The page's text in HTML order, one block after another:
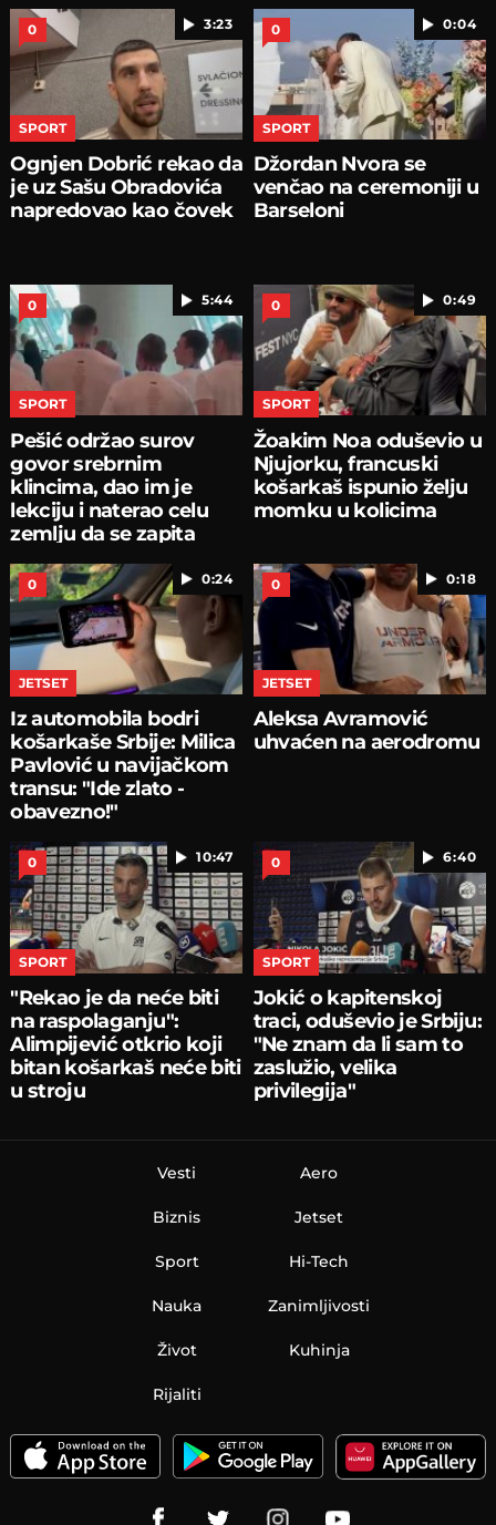
3:23
0
SPORT
Ognjen Dobrić rekao da
je uz Sašu Obradovića
napredovao kao čovek
0:04
0
SPORT
Džordan Nvora se
venčao na ceremoniji u
Barseloni
5:44
0
SPORT
Pešić održao surov
govor srebrnim
klincima, dao im je
lekciju i naterao celu
zemlju da se zapita
0:49
0
SPORT
Žoakim Noa oduševio u
Njujorku, francuski
košarkaš ispunio želju
momku u kolicima
0:24
0
JETSET
Iz automobila bodri
košarkaše Srbije: Milica
Pavlović u navijačkom
transu: "Ide zlato -
obavezno!"
0:18
0
JETSET
Aleksa Avramović
uhvaćen na aerodromu
10:47
0
SPORT
"Rekao je da neće biti
na raspolaganju":
Alimpijević otkrio koji
bitan košarkaš neće biti
u stroju
6:40
0
SPORT
Jokić o kapitenskoj
traci, oduševio je Srbiju:
"Ne znam da li sam to
zaslužio, velika
privilegija"
Vesti
Biznis
Sport
Nauka
Aero
Jetset
Hi-Tech
Zanimljivosti
Život Kuhinja
Rijaliti